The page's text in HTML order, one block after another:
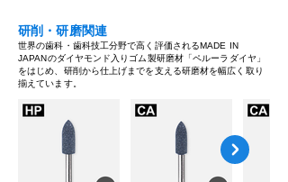
研削・研磨関連
世界の歯科・歯科技工分野で高く評価されるMADE IN
JAPANのダイヤモンド入りゴム製研磨材「ペルーラダイヤ」
をはじめ、研削から仕上げまでを支える研磨材を幅広く取り
揃えています。